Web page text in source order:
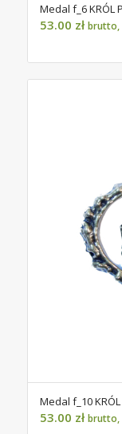
Medal f_6 KRÓL
53.00 zł brutto,
Medal f_10
53.00 zł brutto,